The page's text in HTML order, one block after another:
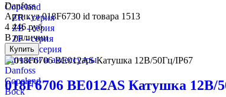
Copeland
ZR - серия
ZB - серия
ZF - серия
ZBD - серия
Запчасти и аксессуары
Danfoss
Copeland
Bock
Danfoss
Артикул018F6730 id товара 1513
4 446руб.
В наличии
Купить
018F6706 BE012AS Катушка 12В/